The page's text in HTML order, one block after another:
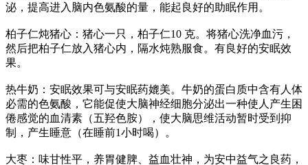
泌，提高进入脑内色氨酸的量，能起良好的助眠作用。
柏子仁炖猪心：猪心一只，柏子仁10 克。将猪心洗净血污，
然后把柏子仁放入猪心内，隔水炖熟服食。有良好的安眠效
果。
热牛奶：安眠效果可与安眠药媲美。牛奶的蛋白质中含有人体
必需的色氨酸，它能促使大脑神经细胞分泌出一种使人产生困
倦感觉的血清素（五羟色胺），使大脑思维活动暂时受到抑
制，产生睡意（在睡前1小时喝）。
大枣：味甘性平，养胃健脾、益血壮神，为安中益气之良药，